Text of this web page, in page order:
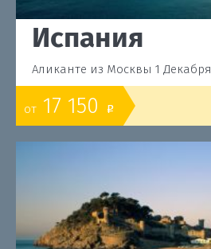
Испания
Аликанте из Москвы 1 Декабря
от 17 150 o